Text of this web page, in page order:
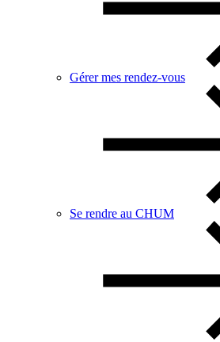
Gérer mes rendez-vous
Se rendre au CHUM